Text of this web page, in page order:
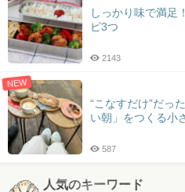
しっかり味で満足
ピ3つ
2143
NEW
“こなすだけ”だっ
い朝」をつくる小
587
人気のキーワード